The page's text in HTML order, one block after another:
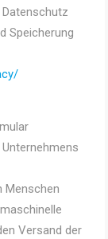
Speicherung
Menschen
Versand der